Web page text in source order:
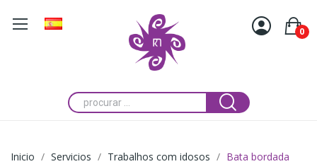
0
Inicio Servicios Trabalhos com idosos
Bata bordada